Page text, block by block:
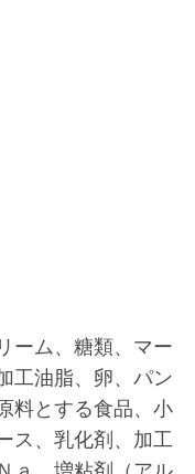
ーム、糖類、マー
工油脂、卵、パン
料とする食品、小
ス、乳化剤、加工
ａ、増粘剤（アル